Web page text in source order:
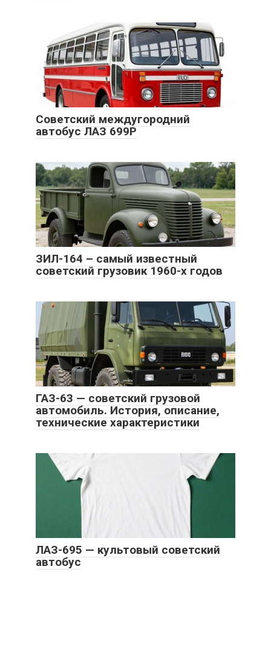
Советский междугородний
автобус ЛАЗ 699Р
ЗИЛ-164 – самый известный
советский грузовик 1960-х годов
ГАЗ-63 — советский грузовой
автомобиль. История, описание,
технические характеристики
ЛАЗ-695 — культовый советский
автобус